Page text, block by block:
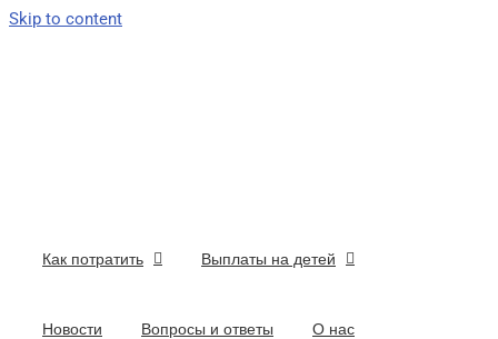
Skip to content
Как потратить Выплаты на детей
Новости Вопросы и ответы О нас